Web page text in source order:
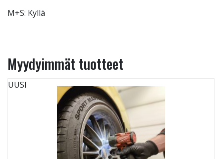
M+S: Kyllä
Myydyimmät tuotteet
UUSI